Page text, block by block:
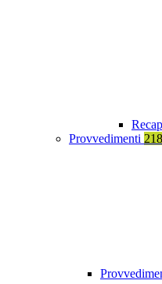
Provvedimenti 218